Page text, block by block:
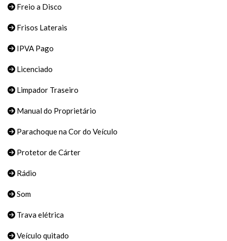
Freio a Disco
Frisos Laterais
IPVA Pago
Licenciado
Limpador Traseiro
Manual do Proprietário
Parachoque na Cor do Veículo
Protetor de Cárter
Rádio
Som
Trava elétrica
Veículo quitado